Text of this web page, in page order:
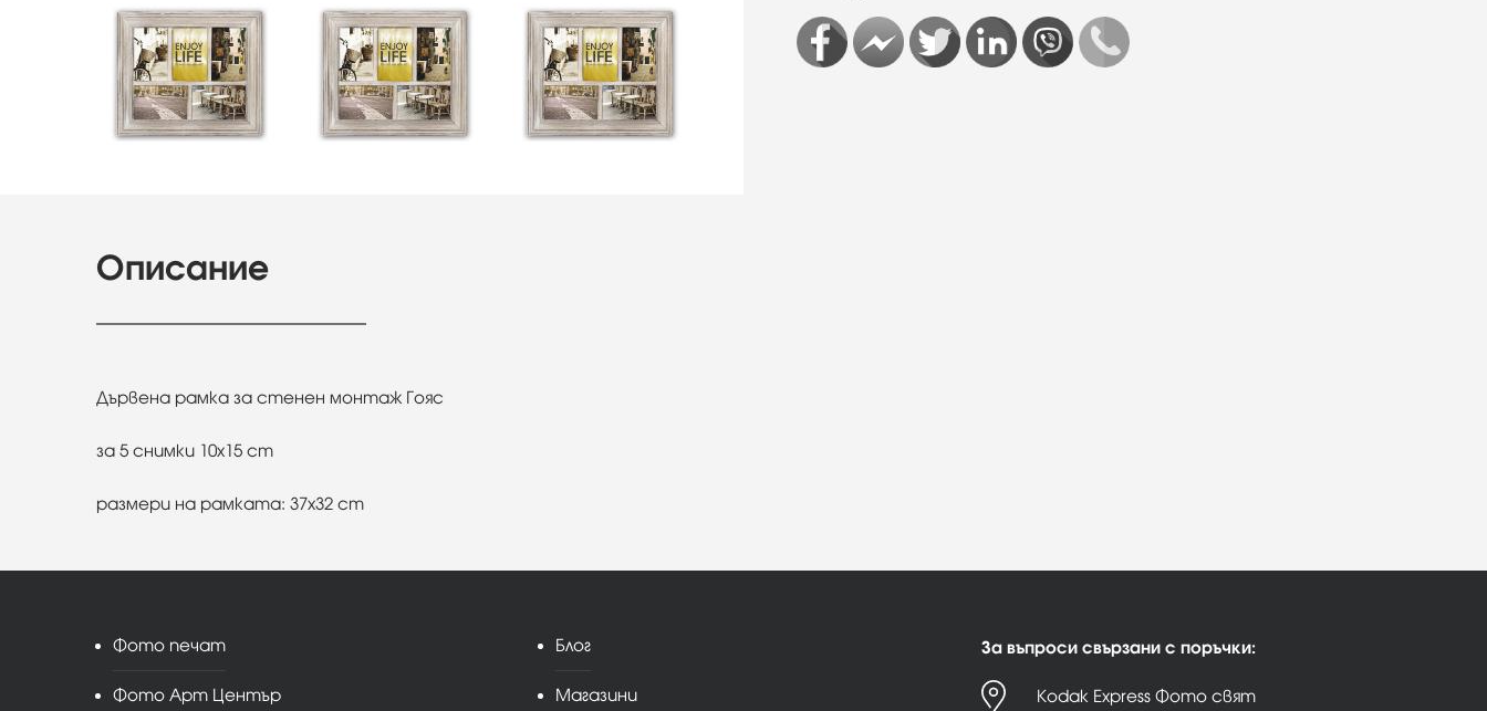
Описание
Дървена рамка за стенен монтаж Гояс
за 5 снимки 10x15 cm
размери на рамката: 37x32 cm
Фото печат
Фото Арт Център
Блог
Магазини
За въпроси свързани с поръчки:
Kodak Express Фото свят